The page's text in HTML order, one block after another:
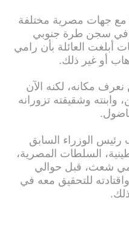
جهات مصرية مختلفة
في سجن طرة جنوبي
أبلغت العائلة بأن رامي
أو غير ذلك.
نعرف مكانه، لكنه الآن
وشقيقته تزورانه
الوزراء السابق
السلطات المصرية،
رامي شعث، قبل حوالي
للتحقيق معه في